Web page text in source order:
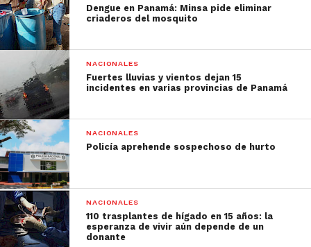
Dengue en Panamá: Minsa pide eliminar
criaderos del mosquito
NACIONALES
Fuertes lluvias y vientos dejan 15
incidentes en varias provincias de Panamá
NACIONALES
Policía aprehende sospechoso de hurto
NACIONALES
110 trasplantes de hígado en 15 años: la
esperanza de vivir aún depende de un
donante